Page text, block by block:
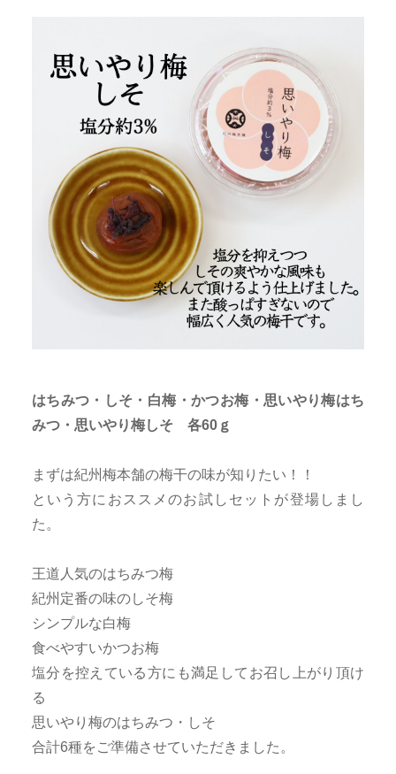
はちみつ・しそ・白梅・かつお梅・思いやり梅はち
みつ・思いやり梅しそ 各60ｇ
まずは紀州梅本舗の梅干の味が知りたい！！
という方におススメのお試しセットが登場しまし
た。
王道人気のはちみつ梅
紀州定番の味のしそ梅
シンプルな白梅
食べやすいかつお梅
塩分を控えている方にも満足してお召し上がり頂け
る
思いやり梅のはちみつ・しそ
合計6種をご準備させていただきました。